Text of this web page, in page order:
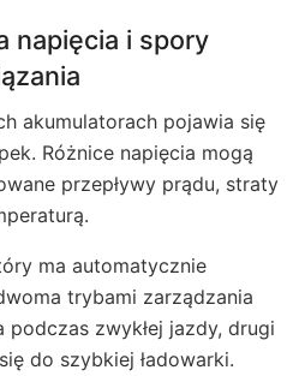
napięcia i spory
akumulatorach pojawia się
Różnice napięcia mogą
przepływy prądu, straty
ma automatycznie
trybami zarządzania
podczas zwykłej jazdy, drugi
do szybkiej ładowarki.